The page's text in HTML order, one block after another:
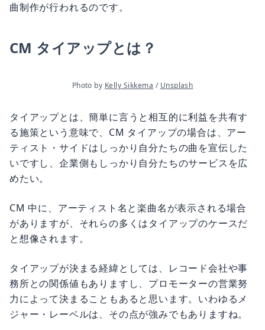
曲制作が行われるのです。
CM タイアップとは？
Photo by Kelly Sikkema / Unsplash
タイアップとは、簡単に言うと相互的に利益を共有す
る施策という意味で、CM タイアップの場合は、アー
ティスト・サイドはしっかり自分たちの曲を宣伝した
いですし、企業側もしっかり自分たちのサービスを広
めたい。
CM 中に、アーティスト名と楽曲名が表示される場合
がありますが、それらの多くはタイアップのケースだ
と想像されます。
タイアップが決まる経緯としては、レコード会社や事
務所との関係値もありますし、プロモーターの営業努
力によって決まることもあると思います。いわゆるメ
ジャー・レーベルは、その点が強みでもありますね。